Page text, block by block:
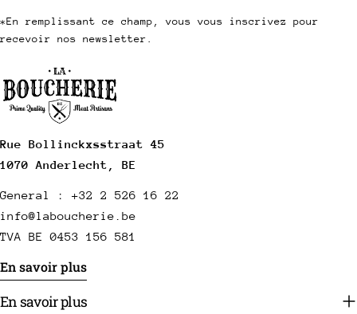
Rue Bollinckxsstraat 45
1070 Anderlecht, BE
General : +32 2 526 16 22
info@laboucherie.be
TVA BE 0453 156 581
En savoir plus
En savoir plus
*En remplissant ce champ, vous vous inscrivez pour
recevoir nos newsletter.